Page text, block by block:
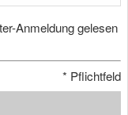
Anmeldung gelesen
* Pflichtfeld